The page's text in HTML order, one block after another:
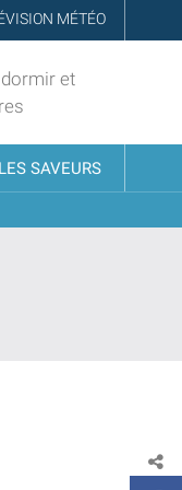
MÉTÉO
et
LES SAVEURS